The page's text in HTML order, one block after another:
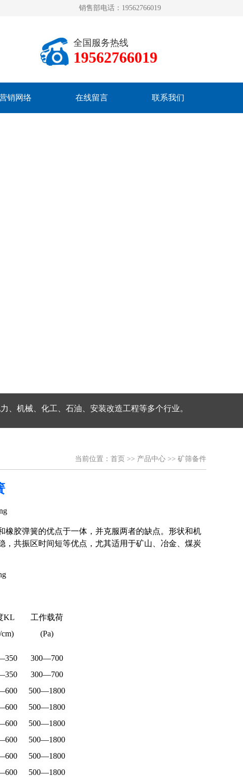
销售部电话：19562766019
全国服务热线
19562766019
销网络 在线留言 联系我们
、机械、化工、石油、安装改造工程等多个行业。
当前位置： 首页 >> 产品中心 >> 矿筛备件
胶弹簧的优点于一体，并克服两者的缺点。形状和机
共振区时间短等优点，尤其适用于矿山、冶金、煤炭
KL
工作载荷
(Pa)
300—700
300—700
500—1800
500—1800
500—1800
500—1800
500—1800
500—1800